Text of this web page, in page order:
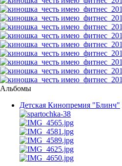
Альбомы
Детская Кинопремия "Блинч"